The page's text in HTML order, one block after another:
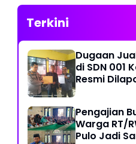
Terkini
Dugaan
di SDN 001
Resmi
Usut Kasus
Pengajian
Warga RT/
Pulo Jadi